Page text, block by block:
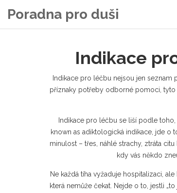
Poradna pro duši
Indikace
Indikace pro léčbu nejsou jen seznam
příznaky potřeby odborné pomoci ,
Indikace pro léčbu se liší podle toho,
known as adiktologická indikace, jde o
minulost – třes, náhlé strachy, ztráta
kdy vás někdo
Ne každá tíha vyžaduje hospitalizaci,
která nemůže čekat. Nejde o to, jestli